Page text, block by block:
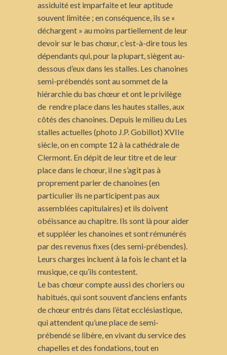
assiduité est imparfaite et leur aptitude
souvent limitée ; en conséquence, ils se «
déchargent » au moins partiellement de leur
devoir sur le bas chœur, c’est-à-dire tous les
dépendants qui, pour la plupart, siègent au-
dessous d’eux dans les stalles. Les chanoines
semi-prébendés sont au sommet de la
hiérarchie du bas chœur et ont le privilège
de rendre place dans les hautes stalles, aux
côtés des chanoines. Depuis le milieu du Les
stalles actuelles (photo J.P. Gobillot) XVIIe
siècle, on en compte 12 à la cathédrale de
Clermont. En dépit de leur titre et de leur
place dans le chœur, il ne s’agit pas à
proprement parler de chanoines (en
particulier ils ne participent pas aux
assemblées capitulaires) et ils doivent
obéissance au chapitre. Ils sont là pour aider
et suppléer les chanoines et sont rémunérés
par des revenus fixes (des semi-prébendes).
Leurs charges incluent à la fois le chant et la
musique, ce qu’ils contestent.
Le bas chœur compte aussi des choriers ou
habitués, qui sont souvent d‘anciens enfants
de chœur entrés dans l’état ecclésiastique,
qui attendent qu’une place de semi-
prébendé se libère, en vivant du service des
chapelles et des fondations, tout en